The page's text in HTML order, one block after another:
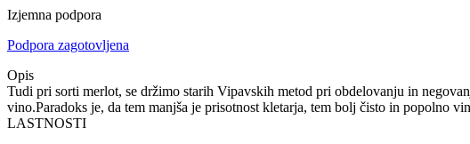
Izjemna podpora
Podpora zagotovljena
Opis
Tudi pri sorti merlot, se držimo starih Vipavskih metod pri obdelovanju in
vino.Paradoks je, da tem manjša je prisotnost kletarja, tem bolj čisto in popolno
LASTNOSTI